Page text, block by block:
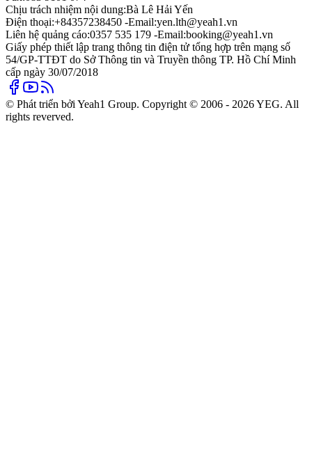
Chịu trách nhiệm nội dung:Bà Lê Hải Yến
Điện thoại:+84357238450 -Email:yen.lth@yeah1.vn
Liên hệ quảng cáo:0357 535 179 -Email:booking@yeah1.vn
Giấy phép thiết lập trang thông tin điện tử tổng hợp trên mạng số
54/GP-TTĐT do Sở Thông tin và Truyền thông TP. Hồ Chí Minh
cấp ngày 30/07/2018
© Phát triển bởi Yeah1 Group. Copyright © 2006 - 2026 YEG. All
rights reverved.